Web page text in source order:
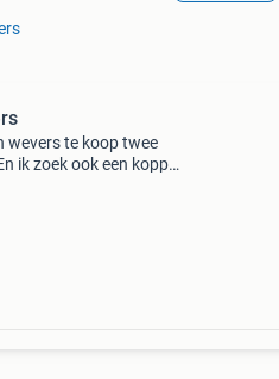
wevers te koop twee
ik zoek ook een koppel